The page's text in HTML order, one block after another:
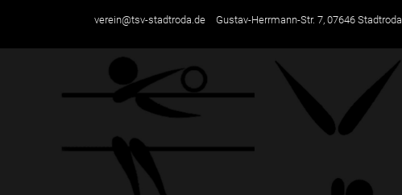
verein@tsv-stadtroda.de Gustav-Herrmann-Str. 7, 07646 Stadtroda